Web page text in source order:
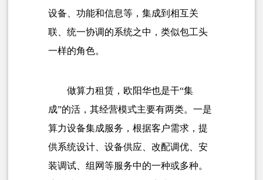
设备、功能和信息等，集成到相互关
联、统一协调的系统之中，类似包工头
一样的角色。
做算力租赁，欧阳华也是干“集
成”的活，其经营模式主要有两类。一是
算力设备集成服务，根据客户需求，提
供系统设计、设备供应、改配调优、安
装调试、组网等服务中的一种或多种。